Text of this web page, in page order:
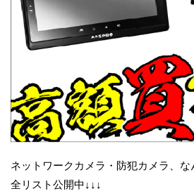
ネットワークカメラ・防犯カメラ、な
全リスト公開中↓↓↓